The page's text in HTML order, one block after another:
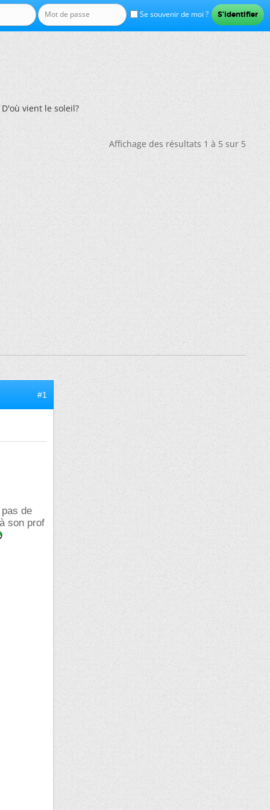
Se souvenir de moi ?
D'où vient le soleil?
Affichage des résultats 1 à 5 sur 5
#1
de
son prof